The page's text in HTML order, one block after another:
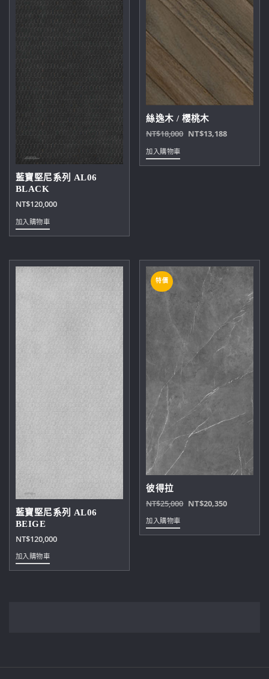
藍寶堅尼系列 AL06
BLACK
NT$120,000
加入購物車
絲逸木 / 櫻桃木
NT$18,000 原
NT$13,188
加入購物車
藍寶堅尼系列 AL06
BEIGE
NT$120,000
加入購物車
特價
彼得拉
NT$25,000 原
NT$20,350
加入購物車